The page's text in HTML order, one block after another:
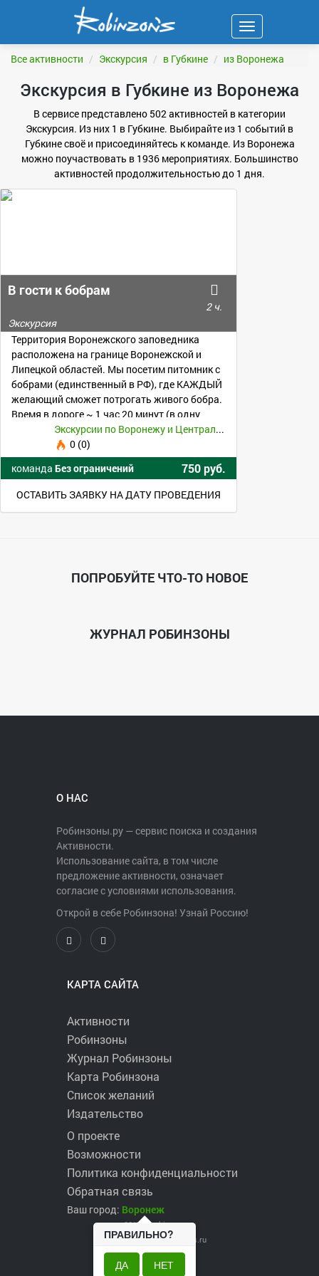
Навигация
Все активности Экскурсия в Губкине из Воронежа
Экскурсия в Губкине из Воронежа
В сервисе представлено 502 активностей в категории
Экскурсия. Из них 1 в Губкине. Выбирайте из 1 событий в
Губкине своё и присоединяйтесь к команде. Из Воронежа
можно поучаствовать в 1936 мероприятиях. Большинство
активностей продолжительностью до 1 дня.
В гости к бобрам
2 ч.
Экскурсия
Территория Воронежского заповедника
расположена на границе Воронежской и
Липецкой областей. Мы посетим питомник с
бобрами (единственный в РФ), где КАЖДЫЙ
желающий сможет потрогать живого бобра.
Время в дороге ~ 1 час 20 минут (в одну
сторону).
Экскурсии по Воронежу и Центральному Черноземью
0 (0)
команда Без ограничений 750 руб.
ОСТАВИТЬ ЗАЯВКУ НА ДАТУ ПРОВЕДЕНИЯ
ПОПРОБУЙТЕ ЧТО-ТО НОВОЕ
ЖУРНАЛ РОБИНЗОНЫ
О НАС
Робинзоны.ру — сервис поиска и создания
Активности.
Использование сайта, в том числе
предложение активности, означает
согласие с условиями использования.
Открой в себе Робинзона! Узнай Россию!
КАРТА САЙТА
Активности
Робинзоны
Журнал Робинзоны
Карта Робинзона
Список желаний
Издательство
О проекте
Возможности
Политика конфиденциальности
Обратная связь
Ваш город: Воронеж
ПРАВИЛЬНО?
ДА НЕТ
2017 ©robinzons.ru
robinzons@robinzons.ru